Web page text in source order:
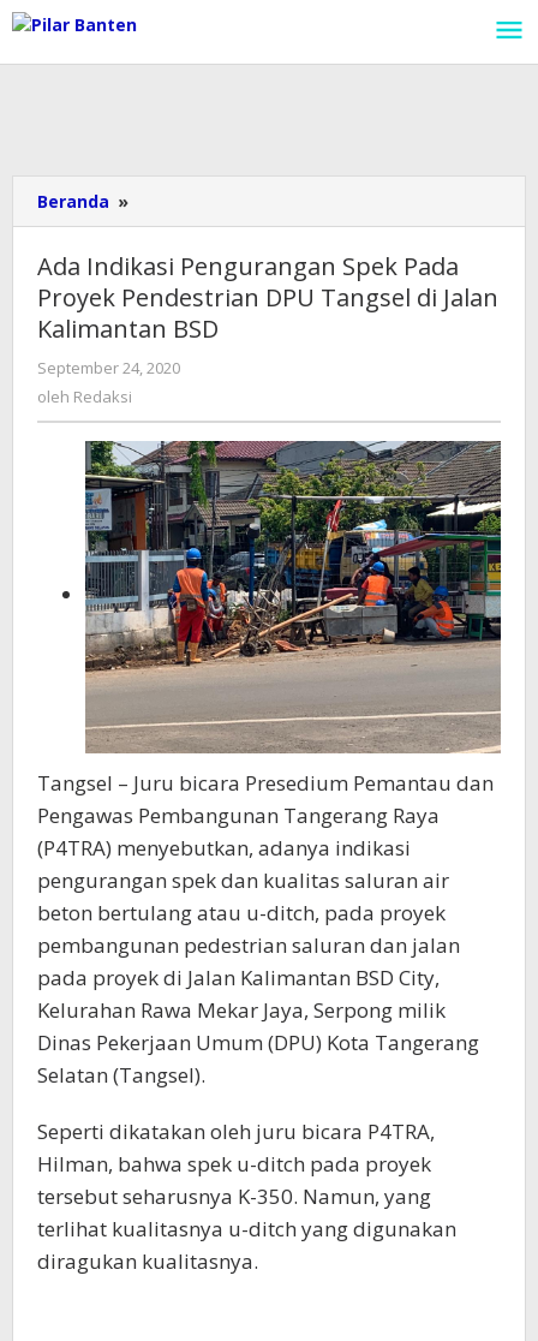
Lewati
ke
konten
Beranda »
Indikasi
Pengurangan
Spek
Pada
Proyek
DPU
di
Jalan
Kalimantan
BSD
Ada Indikasi Pengurangan Spek Pada
Proyek Pendestrian DPU Tangsel di Jalan
Kalimantan BSD
September 24, 2020
oleh Redaksi
Tangsel – Juru bicara Presedium Pemantau dan
Pengawas Pembangunan Tangerang Raya
(P4TRA) menyebutkan, adanya indikasi
pengurangan spek dan kualitas saluran air
beton bertulang atau u-ditch, pada proyek
pembangunan pedestrian saluran dan jalan
pada proyek di Jalan Kalimantan BSD City,
Kelurahan Rawa Mekar Jaya, Serpong milik
Dinas Pekerjaan Umum (DPU) Kota Tangerang
Selatan (Tangsel).
Seperti dikatakan oleh juru bicara P4TRA,
Hilman, bahwa spek u-ditch pada proyek
tersebut seharusnya K-350. Namun, yang
terlihat kualitasnya u-ditch yang digunakan
diragukan kualitasnya.